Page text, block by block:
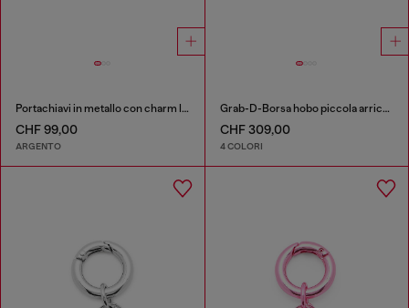
Portachiavi in metallo con charm logo
CHF 99,00
ARGENTO
Grab-D-Borsa hobo piccola arricciata
CHF 309,00
4 COLORI